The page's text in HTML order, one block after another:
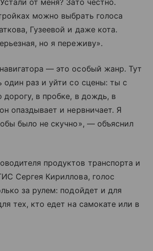
можно выбрать голоса
Гузеевой и даже кота.
но я переживу».
— это особый жанр. Тут
один раз и уйти со сцены: ты с
дорогу, в пробке, в дождь, в
опаздывает и нервничает. Я
было не скучно», — объяснил
продуктов транспорта и
Сергея Кириллова, голос
за рулем: подойдет и для
тех, кто едет на самокате или в